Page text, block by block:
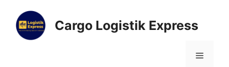
Cargo Logistik Express